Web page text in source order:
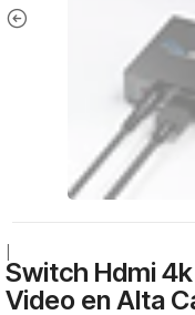
Switch Hdmi
Video en Alta